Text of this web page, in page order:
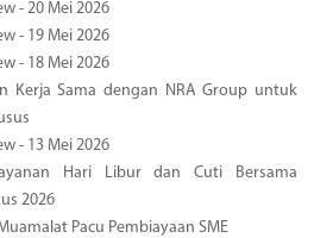
- 20 Mei 2026
- 19 Mei 2026
- 18 Mei 2026
Kerja Sama dengan NRA Group untuk
- 13 Mei 2026
Hari Libur dan Cuti Bersama
2026
Pacu Pembiayaan SME